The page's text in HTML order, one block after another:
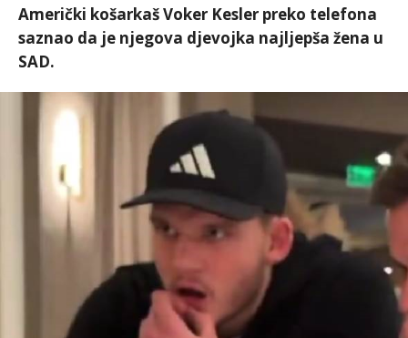
Američki košarkaš Voker Kesler preko telefona
saznao da je njegova djevojka najljepša žena u
SAD.